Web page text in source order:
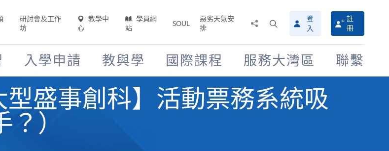
研討會及工作
坊
教學中
心
學員網
站
SOUL
惡劣天氣安
排
搜
尋
介
面
登
入
註
冊
入學申請 教與學 國際課程 服務大灣區 聯繫
型盛事創科】活動票務系統吸
）